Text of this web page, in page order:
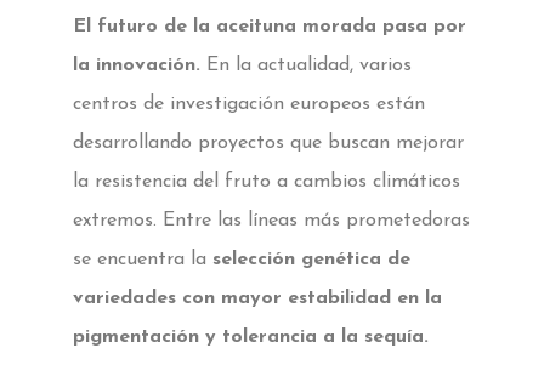
El futuro de la aceituna morada pasa por
la innovación. En la actualidad, varios
centros de investigación europeos están
desarrollando proyectos que buscan mejorar
la resistencia del fruto a cambios climáticos
extremos. Entre las líneas más prometedoras
se encuentra la selección genética de
variedades con mayor estabilidad en la
pigmentación y tolerancia a la sequía.